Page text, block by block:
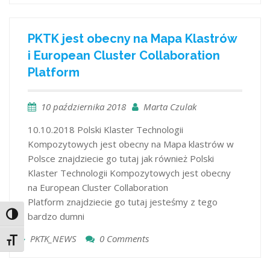
Toggle High Contrast
Toggle Font size
PKTK jest obecny na Mapa Klastrów
i European Cluster Collaboration
Platform
10 października 2018
Marta Czulak
10.10.2018 Polski Klaster Technologii
Kompozytowych jest obecny na Mapa klastrów w
Polsce znajdziecie go tutaj jak również Polski
Klaster Technologii Kompozytowych jest obecny
na European Cluster Collaboration
Platform znajdziecie go tutaj jesteśmy z tego
bardzo dumni
PKTK_NEWS
0 Comments